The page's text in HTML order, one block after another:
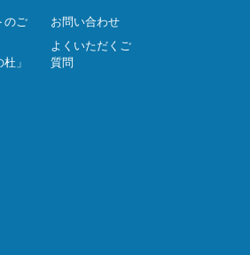
のご
」
お問い合わせ
よくいただくご
質問